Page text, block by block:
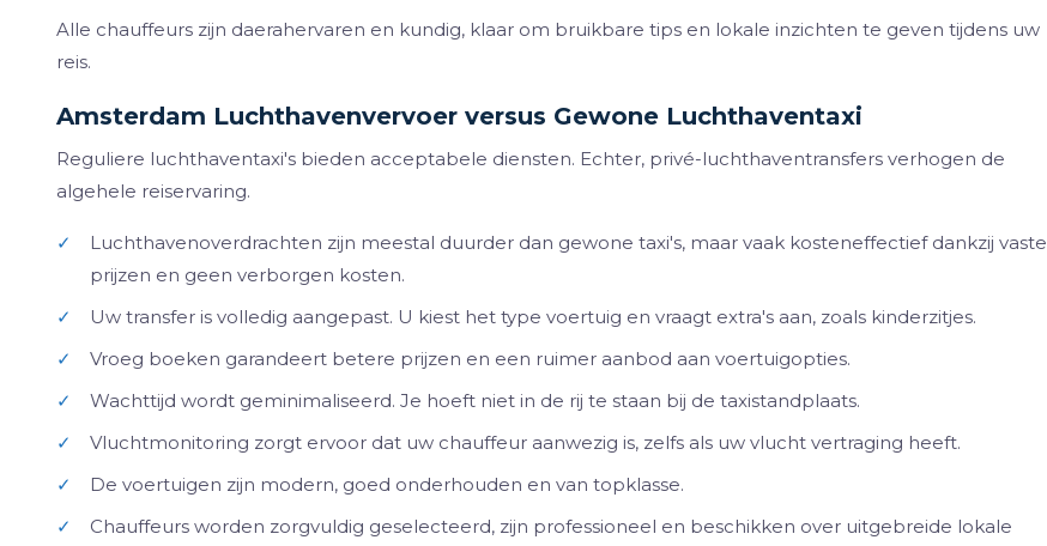
Alle chauffeurs zijn daerahervaren en kundig, klaar om bruikbare tips en lokale inzichten te geven tijdens uw
reis.
Amsterdam Luchthavenvervoer versus Gewone Luchthaventaxi
Reguliere luchthaventaxi's bieden acceptabele diensten. Echter, privé-luchthaventransfers verhogen de
algehele reiservaring.
✓
Luchthavenoverdrachten zijn meestal duurder dan gewone taxi's, maar vaak kosteneffectief dankzij vaste
prijzen en geen verborgen kosten.
✓
Uw transfer is volledig aangepast. U kiest het type voertuig en vraagt extra's aan, zoals kinderzitjes.
✓
Vroeg boeken garandeert betere prijzen en een ruimer aanbod aan voertuigopties.
✓
Wachttijd wordt geminimaliseerd. Je hoeft niet in de rij te staan bij de taxistandplaats.
✓
Vluchtmonitoring zorgt ervoor dat uw chauffeur aanwezig is, zelfs als uw vlucht vertraging heeft.
✓
De voertuigen zijn modern, goed onderhouden en van topklasse.
✓
Chauffeurs worden zorgvuldig geselecteerd, zijn professioneel en beschikken over uitgebreide lokale